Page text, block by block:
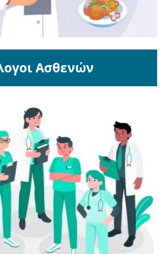
Ασθενών